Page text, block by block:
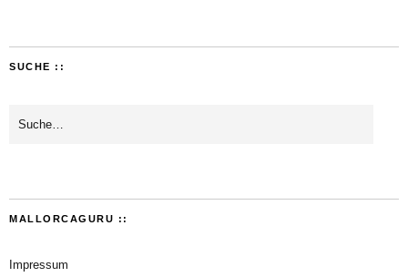
SUCHE ::
MALLORCAGURU ::
Impressum